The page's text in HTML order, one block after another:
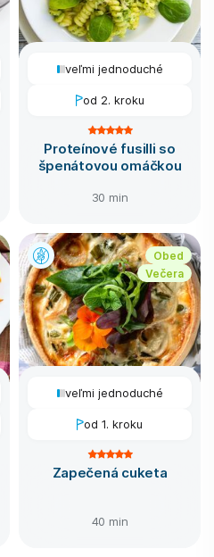
veľmi jednoduché
od 2. kroku
Proteínové fusilli so
špenátovou omáčkou
30 min
Obed
Večera
veľmi jednoduché
od 1. kroku
Zapečená cuketa
40 min